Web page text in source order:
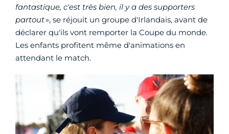
fantastique, c'est très bien, il y a des supporters
partout», se réjouit un groupe d'Irlandais, avant de
déclarer qu'ils vont remporter la Coupe du monde.
Les enfants profitent même d'animations en
attendant le match.